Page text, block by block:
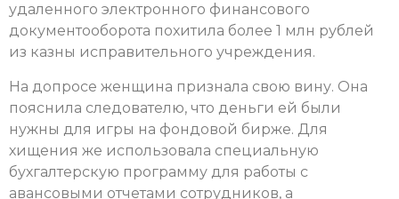
удаленного электронного финансового
документооборота похитила более 1 млн рублей
из казны исправительного учреждения.
На допросе женщина признала свою вину. Она
пояснила следователю, что деньги ей были
нужны для игры на фондовой бирже. Для
хищения же использовала специальную
бухгалтерскую программу для работы с
авансовыми отчетами сотрудников, а